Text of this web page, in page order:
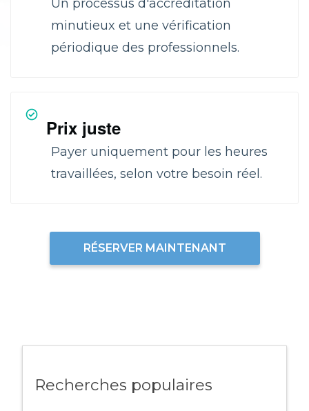
Un processus d'accréditation
minutieux et une vérification
périodique des professionnels.
Prix juste
Payer uniquement pour les heures
travaillées, selon votre besoin réel.
RÉSERVER MAINTENANT
Recherches populaires